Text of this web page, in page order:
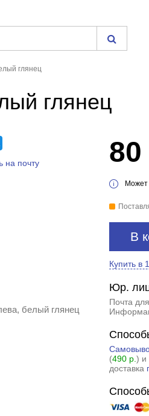
глянец
глянец
на почту
белый глянец
80
Может
В
Купить в
Юр.
Почта
(490 р. ) и
доставка